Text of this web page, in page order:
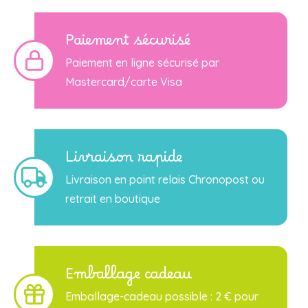
Paiement sécurisé
Paiement en ligne sécurisé par
Mastercard/carte Visa
Livraison rapide
Livraison en point relais Chronopost ou
retrait en boutique
Emballage cadeau
Emballage-cadeau possible : 2 € pour